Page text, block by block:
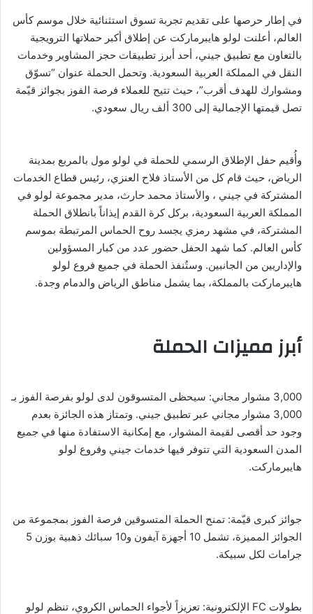
في إطار حرصها على تقديم تجربة تسوق استثنائية خلال موسم كأس
العالم، أعلنت لولو هايبرماركت عن إطلاق أكبر حملاتها الترويجية
بالتعاون مع تطبيق جيني، أحد أبرز تطبيقات حجز المشاوير وخدمات
النقل في المملكة العربية السعودية. وتحمل الحملة عنوان “تسوّق
ومشوارك للهدف أقرب”، حيث تتيح للعملاء فرصة الفوز بجوائز قيّمة
تصل قيمتها الإجمالية إلى 300 ألف ريال سعودي.
وأُقيم حفل الإطلاق الرسمي للحملة في لولو مول بالمربع بمدينة
الرياض، حيث قام كل من الأستاذ فلاح العنزي، رئيس قطاع الخدمات
المشتركة في جيني ، والأستاذ محمد حارث، مدير مجموعة لولو في
المملكة العربية السعودية، بركل كرة القدم إيذاناً بانطلاق الحملة
المشتركة، في مشهد رمزي يجسد روح الحماس المرتبطة بموسم
كأس العالم. كما شهد الحفل حضور عدد من كبار المسؤولين
والإداريين من الجانبين. وستُنفذ الحملة في جميع فروع لولو
هايبرماركت بالمملكة، بما يشمل مناطق الرياض والدمام وجدة.
أبرز مميزات الحملة
3,000 مشوار مجاني: سيحظى المتسوقون لدى لولو بفرصة الفوز بـ
3,000 مشوار مجاني عبر تطبيق جيني. وتمتاز هذه الجائزة بعدم
وجود حد أقصى لقيمة المشوار، مع إمكانية الاستفادة منها في جميع
المدن السعودية التي تتوفر فيها خدمات جيني وفروع لولو
هايبرماركت.
جوائز كبرى قيّمة: تمنح الحملة المتسوقين فرصة الفوز بمجموعة من
الجوائز المميزة، تشمل 10 أجهزة آيفون و10 سبائك ذهبية بوزن 5
جرامات لكل سبيكة.
بطولات FC الإلكترونية: تعزيزاً لأجواء الحماس الكروي، تنظم لولو